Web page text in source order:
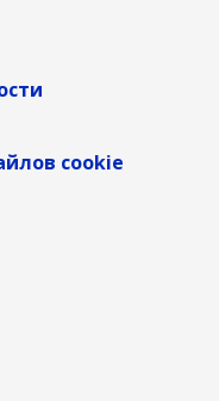
cookie